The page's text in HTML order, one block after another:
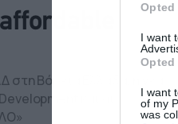
Opted
I want
Opted
I want
of my
was
Βόρεια Ελλάδα, η νέα
και οι